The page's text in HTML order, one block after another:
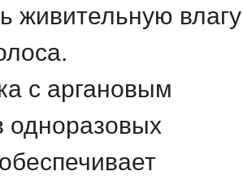
живительную влагу
с аргановым
одноразовых